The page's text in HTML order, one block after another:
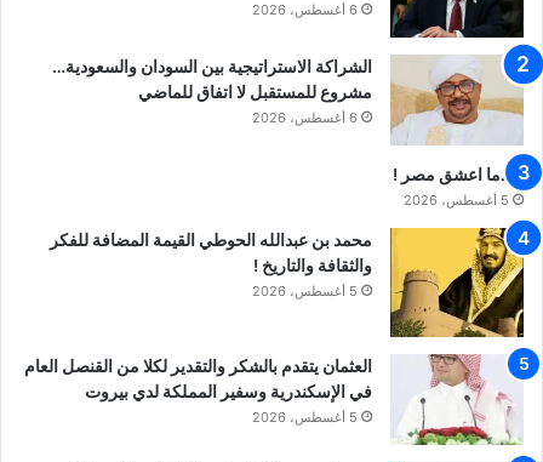
6 أغسطس، 2026
الشراكة الاستراتيجية بين السودان والسعودية…
مشروع للمستقبل لا اتفاق للماضي
6 أغسطس، 2026
عندما اعشق مصر !
5 أغسطس، 2026
محمد بن عبدالله الحوطي القيمة المضافة للفكر
والثقافة والتاريخ !
5 أغسطس، 2026
العثمان يتقدم بالشكر والتقدير لكلا من القنصل العام
في الإسكندرية وسفير المملكة لدي بيروت
5 أغسطس، 2026